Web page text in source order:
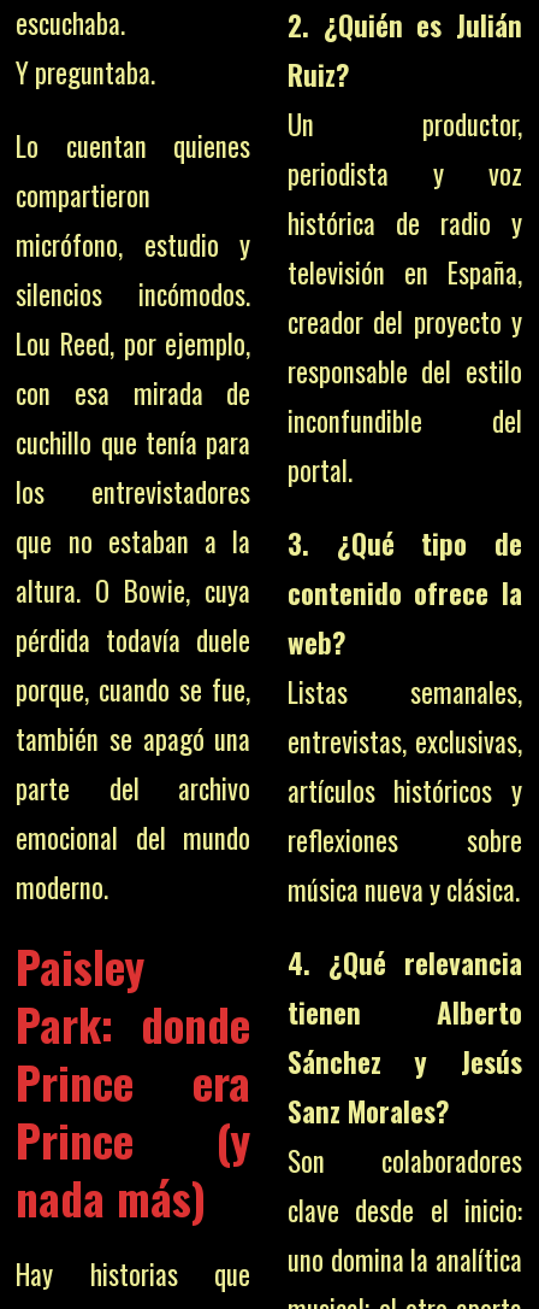
escuchaba.
Y preguntaba.
Lo cuentan quienes
compartieron
micrófono, estudio y
silencios incómodos.
Lou Reed, por ejemplo,
con esa mirada de
cuchillo que tenía para
los entrevistadores
que no estaban a la
altura. O Bowie, cuya
pérdida todavía duele
porque, cuando se fue,
también se apagó una
parte del archivo
emocional del mundo
moderno.
Paisley
Park: donde
Prince era
Prince (y
nada más)
Hay historias que
2. ¿Quién es Julián
Ruiz?
Un productor,
periodista y voz
histórica de radio y
televisión en España,
creador del proyecto y
responsable del estilo
inconfundible del
portal.
3. ¿Qué tipo de
contenido ofrece la
web?
Listas semanales,
entrevistas, exclusivas,
artículos históricos y
reflexiones sobre
música nueva y clásica.
4. ¿Qué relevancia
tienen Alberto
Sánchez y Jesús
Sanz Morales?
Son colaboradores
clave desde el inicio:
uno domina la analítica